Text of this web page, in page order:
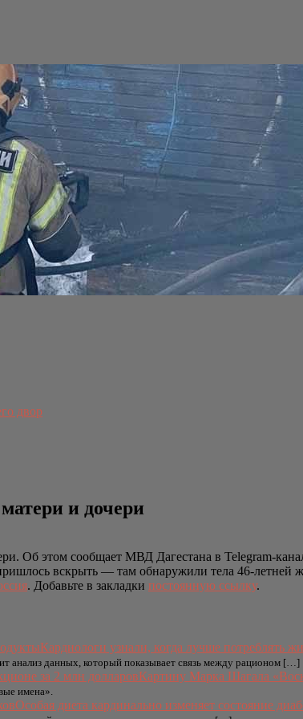
двор
и дочери
Об этом сообщает МВД Дагестана в Telegram-
вскрыть — там обнаружили тела 46-летней
. Добавьте в закладки постоянную ссылку.
Кардиологи узнали, когда лучше потреблять
анализ данных, который показывает связь между рационом […]
Картину Марка Шагала
имена».
Особая диета кардинально изменяет состояние